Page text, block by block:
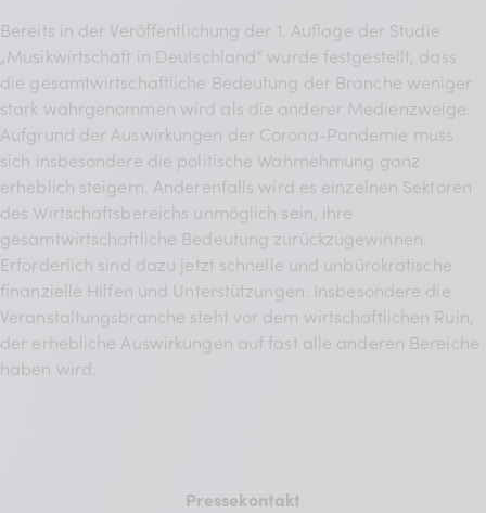
Bereits in der Veröffentlichung der 1. Auflage der Studie
„Musikwirtschaft in Deutschland“ wurde festgestellt, dass
die gesamtwirtschaftliche Bedeutung der Branche weniger
stark wahrgenommen wird als die anderer Medienzweige.
Aufgrund der Auswirkungen der Corona-Pandemie muss
sich insbesondere die politische Wahrnehmung ganz
erheblich steigern. Anderenfalls wird es einzelnen Sektoren
des Wirtschaftsbereichs unmöglich sein, ihre
gesamtwirtschaftliche Bedeutung zurückzugewinnen.
Erforderlich sind dazu jetzt schnelle und unbürokratische
finanzielle Hilfen und Unterstützungen. Insbesondere die
Veranstaltungsbranche steht vor dem wirtschaftlichen Ruin,
der erhebliche Auswirkungen auf fast alle anderen Bereiche
haben wird.
Pressekontakt